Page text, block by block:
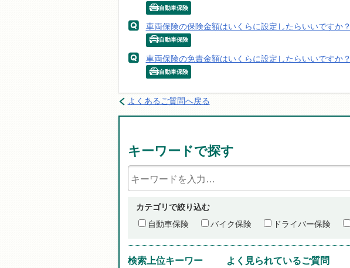
自動車保険
車両保険の保険金額はいくらに設定したらいいですか？
自動車保険
車両保険の免責金額はいくらに設定したらいいですか？
自動車保険
よくあるご質問へ戻る
キーワードで探す
カテゴリで絞り込む
自動車保険
バイク保険 ドライバー保険
検索上位キーワー
よく見られているご質問